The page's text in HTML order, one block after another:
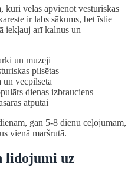
kuri vēlas apvienot vēsturiskas
ir labs sākums, bet īstie
iekļauj arī kalnus un
un muzeji
pilsētas
un vecpilsēta
dienas izbrauciens
atpūtai
gan 5-8 dienu ceļojumam,
vienā maršrutā.
lidojumi uz